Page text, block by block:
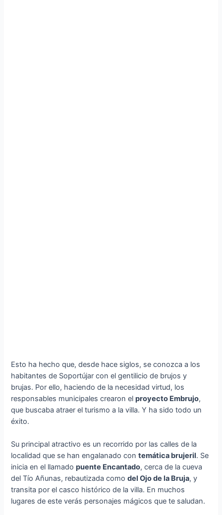
Esto ha hecho que, desde hace siglos, se conozca a los
habitantes de Soportújar con el gentilicio de brujos y
brujas. Por ello, haciendo de la necesidad virtud, los
responsables municipales crearon elproyecto Embrujo,
que buscaba atraer el turismo a la villa. Y ha sido todo un
éxito.
Su principal atractivo es un recorrido por las calles de la
localidad que se han engalanado contemática brujeril. Se
inicia en el llamadopuente Encantado, cerca de la cueva
del Tío Añunas, rebautizada comodel Ojo de la Bruja, y
transita por el casco histórico de la villa. En muchos
lugares de este verás personajes mágicos que te saludan.